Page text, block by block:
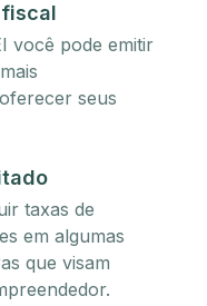
fiscal
você pode emitir
seus
taxas de
em algumas
que visam